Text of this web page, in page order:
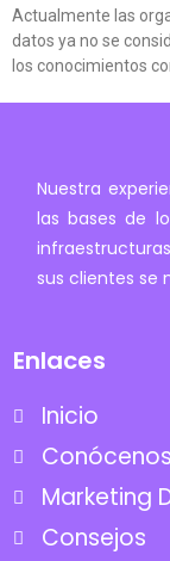
Actualmente las
datos ya no se
los conocimientos
Nuestra
las bases de
sus clientes se
Enlaces
Inicio
Conócenos
Marketing
Consejos